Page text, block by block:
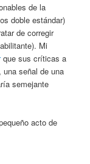
de la
doble estándar)
de corregir
Mi
que sus críticas a
, una señal de una
semejante
acto de